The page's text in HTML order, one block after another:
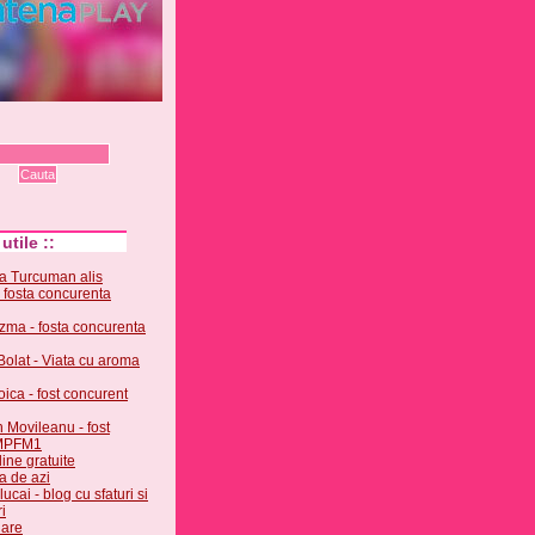
::
Turcuman alis
concurenta
- fosta concurenta
- Viata cu aroma
- fost concurent
Movileanu - fost
gratuite
de azi
- blog cu sfaturi si